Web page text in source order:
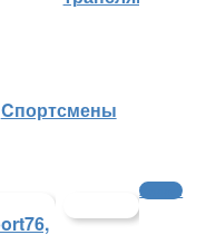
Cпортсмены
Хоккей